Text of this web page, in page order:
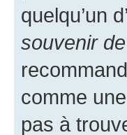
quelqu’un
souvenir
comme
pas à